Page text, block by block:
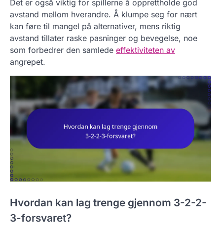
Det er også viktig for spillerne å opprettholde god
avstand mellom hverandre. Å klumpe seg for nært
kan føre til mangel på alternativer, mens riktig
avstand tillater raske pasninger og bevegelse, noe
som forbedrer den samlede effektiviteten av
angrepet.
Hvordan kan lag trenge gjennom 3-2-2-
3-forsvaret?